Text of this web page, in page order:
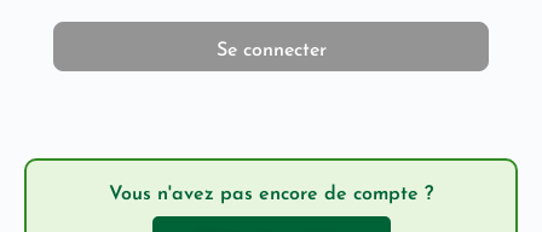
Vous n'avez pas encore de compte ?